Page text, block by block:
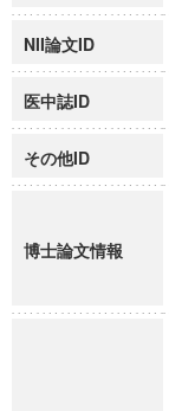
NII論文ID
医中誌ID
その他ID
博士論文情報